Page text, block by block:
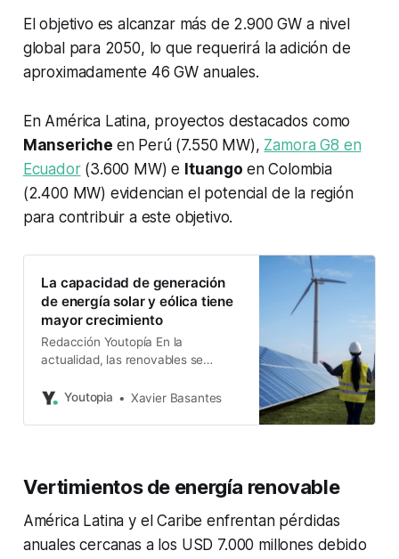
El objetivo es alcanzar más de 2.900 GW a nivel
global para 2050, lo que requerirá la adición de
aproximadamente 46 GW anuales.
En América Latina, proyectos destacados como
Manseriche en Perú (7.550 MW), Zamora G8 en
Ecuador(3.600 MW) e Ituango en Colombia
(2.400 MW) evidencian el potencial de la región
para contribuir a este objetivo.
La capacidad de generación
de energía solar y eólica tiene
mayor crecimiento
Redacción Youtopía En la
actualidad, las renovables se
energía en el mundo. La Agencia
primer informe conjunto sobre esta
temática. El objetivo del documento
es propiciar una mejor comprensión
de los recursos
Youtopia Xavier Basantes
Vertimientos de energía renovable
América Latina y el Caribe enfrentan pérdidas
anuales cercanas a los USD 7.000 millones debido